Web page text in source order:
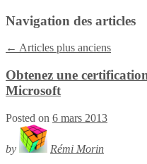
Navigation des articles
← Articles plus anciens
Obtenez une
Microsoft
Posted on 6 mars 2013
by
Rémi Morin